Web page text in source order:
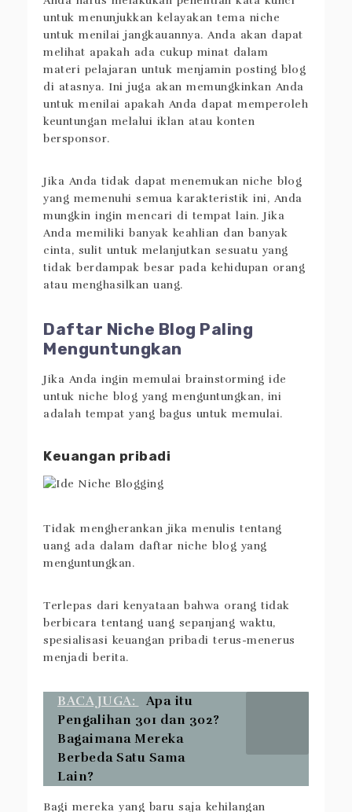
untuk menunjukkan kelayakan tema niche
untuk menilai jangkauannya. Anda akan dapat
melihat apakah ada cukup minat dalam
materi pelajaran untuk menjamin posting blog
di atasnya. Ini juga akan memungkinkan Anda
untuk menilai apakah Anda dapat memperoleh
keuntungan melalui iklan atau konten
bersponsor.
Jika Anda tidak dapat menemukan niche blog
yang memenuhi semua karakteristik ini, Anda
mungkin ingin mencari di tempat lain. Jika
Anda memiliki banyak keahlian dan banyak
cinta, sulit untuk melanjutkan sesuatu yang
tidak berdampak besar pada kehidupan orang
atau menghasilkan uang.
Daftar Niche Blog Paling
Menguntungkan
Jika Anda ingin memulai brainstorming ide
untuk niche blog yang menguntungkan, ini
adalah tempat yang bagus untuk memulai.
Keuangan pribadi
Tidak mengherankan jika menulis tentang
uang ada dalam daftar niche blog yang
menguntungkan.
Terlepas dari kenyataan bahwa orang tidak
berbicara tentang uang sepanjang waktu,
spesialisasi keuangan pribadi terus-menerus
menjadi berita.
BACA JUGA:
Apa itu
Pengalihan 301 dan 302?
Bagaimana Mereka
Berbeda Satu Sama
Lain?
Bagi mereka yang baru saja kehilangan